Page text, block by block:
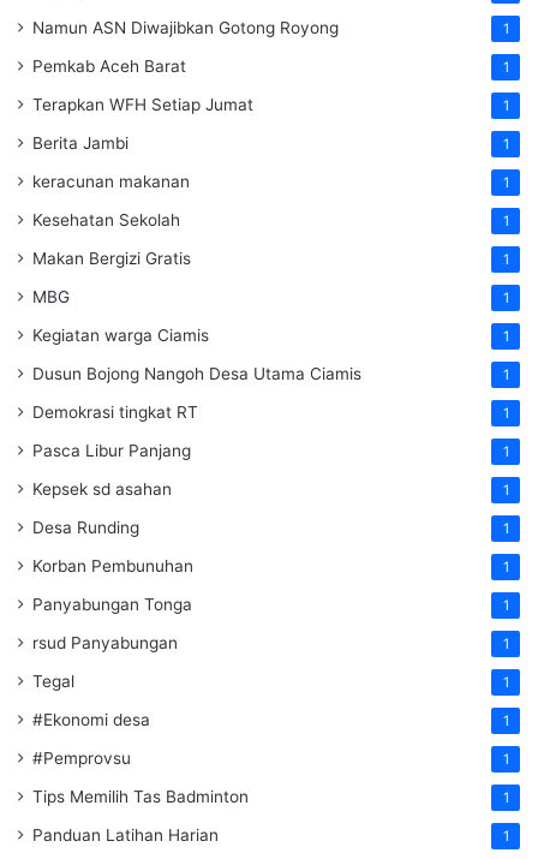
Namun ASN Diwajibkan Gotong Royong 1
Pemkab Aceh Barat 1
Terapkan WFH Setiap Jumat 1
Berita Jambi 1
keracunan makanan 1
Kesehatan Sekolah 1
Makan Bergizi Gratis 1
MBG 1
Kegiatan warga Ciamis 1
Dusun Bojong Nangoh Desa Utama Ciamis 1
Demokrasi tingkat RT 1
Pasca Libur Panjang 1
Kepsek sd asahan 1
Desa Runding 1
Korban Pembunuhan 1
Panyabungan Tonga 1
rsud Panyabungan 1
Tegal 1
#Ekonomi desa 1
#Pemprovsu 1
Tips Memilih Tas Badminton 1
Panduan Latihan Harian 1